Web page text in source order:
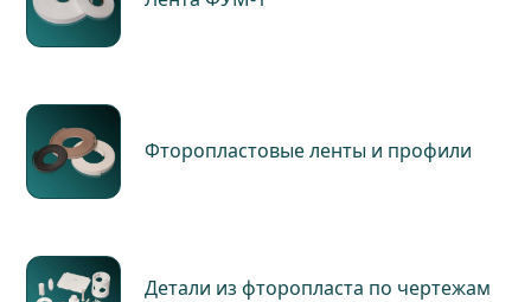
Фторопластовые ленты и профили
Детали из фторопласта по чертежам